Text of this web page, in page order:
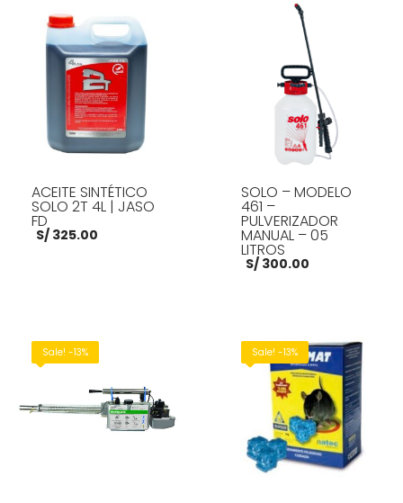
ACEITE SINTÉTICO
SOLO 2T 4L | JASO
FD
S/ 325.00
SOLO – MODELO
461 –
PULVERIZADOR
MANUAL – 05
LITROS
S/300.00
AÑADIR AL CARRITO
Sale! -13% Sale! -13%